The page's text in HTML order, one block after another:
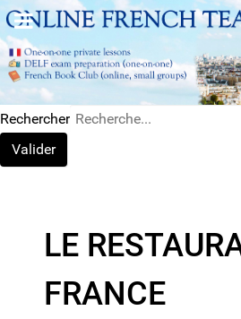
Rechercher
Valider
LE
FRANCE